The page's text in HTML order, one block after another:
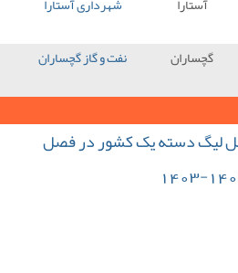
3 - 0 شهرداری آستارا